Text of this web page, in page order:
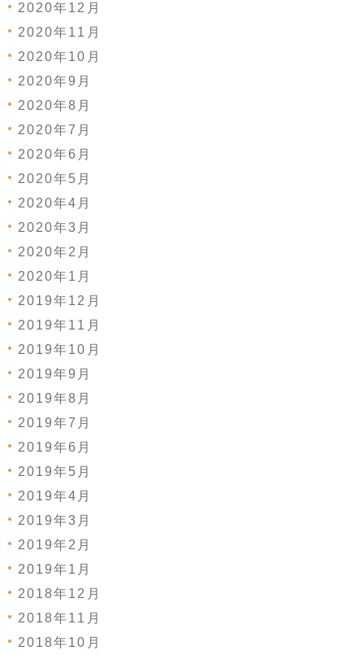
2020年12月
2020年11月
2020年10月
2020年9月
2020年8月
2020年7月
2020年6月
2020年5月
2020年4月
2020年3月
2020年2月
2020年1月
2019年12月
2019年11月
2019年10月
2019年9月
2019年8月
2019年7月
2019年6月
2019年5月
2019年4月
2019年3月
2019年2月
2019年1月
2018年12月
2018年11月
2018年10月